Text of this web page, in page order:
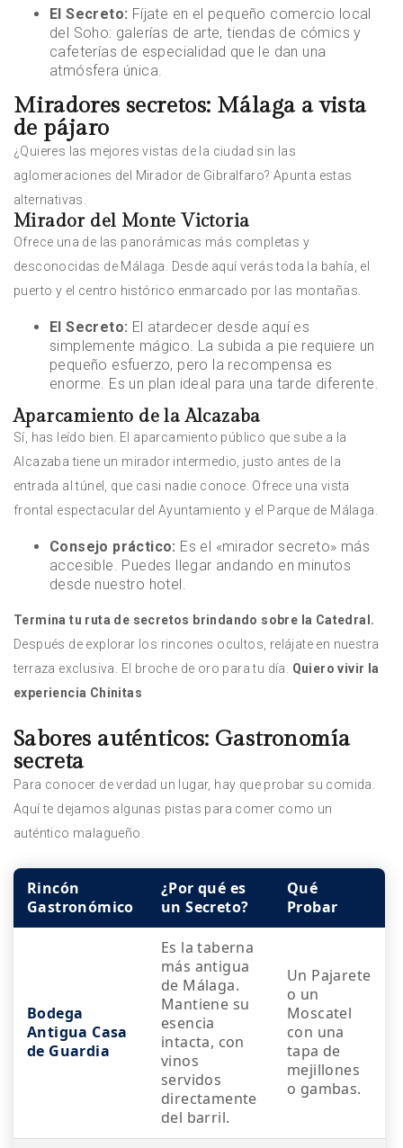
El Secreto: Fíjate en el pequeño comercio local
del Soho: galerías de arte, tiendas de cómics y
cafeterías de especialidad que le dan una
atmósfera única.
Miradores secretos: Málaga a vista
de pájaro
¿Quieres las mejores vistas de la ciudad sin las
aglomeraciones del Mirador de Gibralfaro? Apunta estas
alternativas.
Mirador del Monte Victoria
Ofrece una de las panorámicas más completas y
desconocidas de Málaga. Desde aquí verás toda la bahía, el
puerto y el centro histórico enmarcado por las montañas.
El Secreto: El atardecer desde aquí es
simplemente mágico. La subida a pie requiere un
pequeño esfuerzo, pero la recompensa es
enorme. Es un plan ideal para una tarde diferente.
Aparcamiento de la Alcazaba
Sí, has leído bien. El aparcamiento público que sube a la
Alcazaba tiene un mirador intermedio, justo antes de la
entrada al túnel, que casi nadie conoce. Ofrece una vista
frontal espectacular del Ayuntamiento y el Parque de Málaga.
Consejo práctico: Es el «mirador secreto» más
accesible. Puedes llegar andando en minutos
desde nuestro hotel.
Termina tu ruta de secretos brindando sobre la Catedral.
Después de explorar los rincones ocultos, relájate en nuestra
terraza exclusiva. El broche de oro para tu día. Quiero vivir la
experiencia Chinitas
Sabores auténticos: Gastronomía
secreta
Para conocer de verdad un lugar, hay que probar su comida.
Aquí te dejamos algunas pistas para comer como un
auténtico malagueño.
Rincón
Gastronómico
¿Por qué es
un Secreto?
Qué
Probar
Bodega
Antigua Casa
de Guardia
Es la taberna
más antigua
de Málaga.
Mantiene su
esencia
intacta, con
vinos
servidos
directamente
del barril.
Un Pajarete
o un
Moscatel
con una
tapa de
mejillones
o gambas.